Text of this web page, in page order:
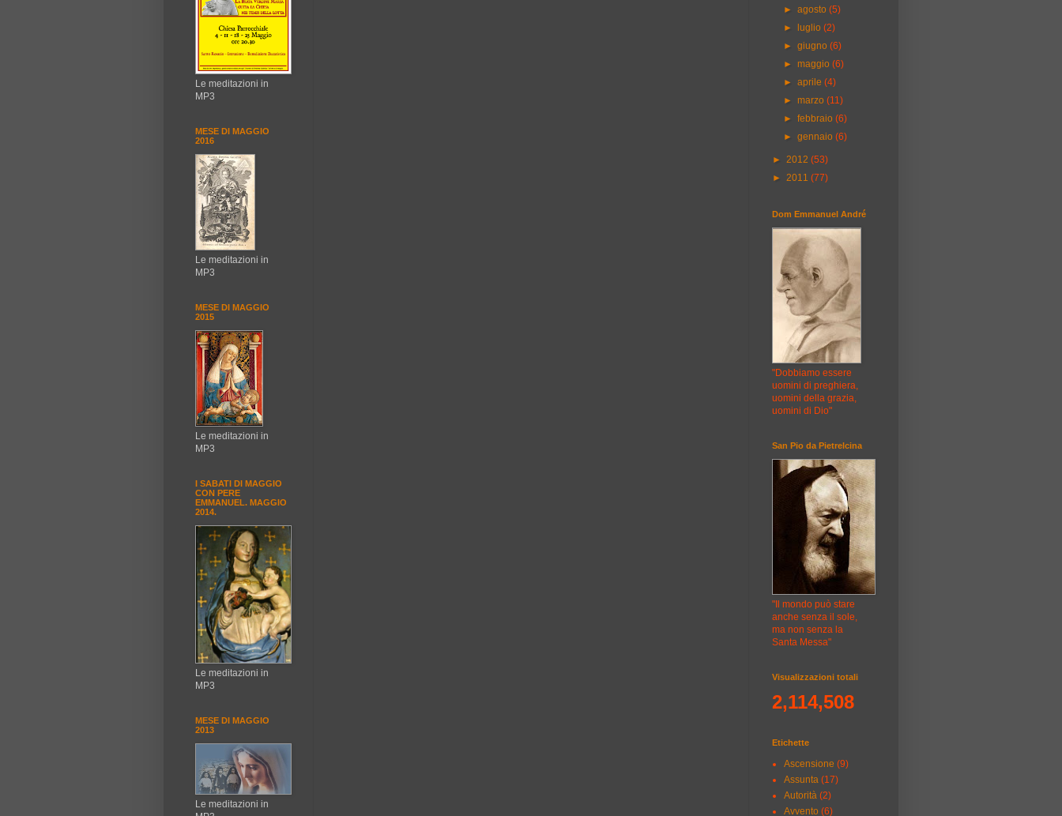
Le meditazioni in
MP3
MESE DI MAGGIO
2016
Le meditazioni in
MP3
MESE DI MAGGIO
2015
Le meditazioni in
MP3
I SABATI DI MAGGIO
CON PERE
EMMANUEL. MAGGIO
2014.
Le meditazioni in
MP3
MESE DI MAGGIO
2013
Le meditazioni in
►agosto(5)
►
luglio(2)
►giugno(6)
►maggio(6)
►aprile(4)
►marzo(11)
►febbraio(6)
►gennaio(6)
► 2012 (53)
► 2011 (77)
Dom Emmanuel André
"Dobbiamo essere
uomini di preghiera,
uomini della grazia,
uomini di Dio"
San Pio da Pietrelcina
"Il mondo può stare
anche senza il sole,
ma non senza la
Santa Messa"
Visualizzazioni totali
2,114,508
Etichette
Ascensione (9)
Assunta (17)
Autorità (2)
Avvento (6)